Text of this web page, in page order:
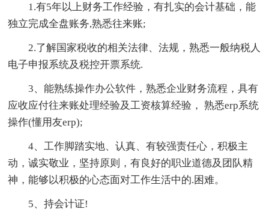
1.有5年以上财务工作经验，有扎实的会计基础，能
独立完成全盘账务,熟悉往来账;
2.了解国家税收的相关法律、法规，熟悉一般纳税人
电子申报系统及税控开票系统.
3、能熟练操作办公软件，熟悉企业财务流程，具有
应收应付往来账处理经验及工资核算经验， 熟悉erp系统
操作(懂用友erp);
4、工作脚踏实地、认真、有较强责任心，积极主
动，诚实敬业，坚持原则，有良好的职业道德及团队精
神，能够以积极的心态面对工作生活中的.困难。
5、持会计证!